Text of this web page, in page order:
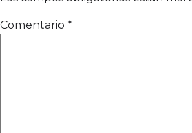
Comentario *